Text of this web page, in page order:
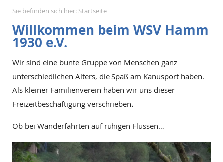
Sie befinden sich hier: Startseite
Willkommen beim WSV Hamm
1930 e.V.
Wir sind eine bunte Gruppe von Menschen ganz
unterschiedlichen Alters, die Spaß am Kanusport haben.
Als kleiner Familienverein haben wir uns dieser
Freizeitbeschäftigung verschrieben.
Ob bei Wanderfahrten auf ruhigen Flüssen…